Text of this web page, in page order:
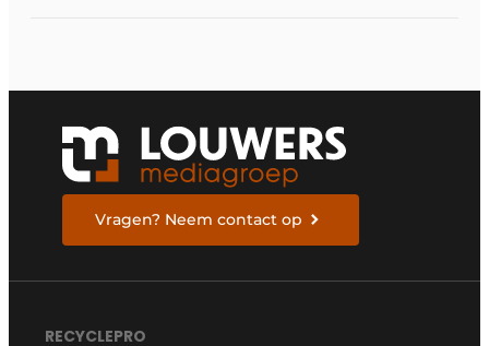
Vragen? Neem contact op
RECYCLEPRO